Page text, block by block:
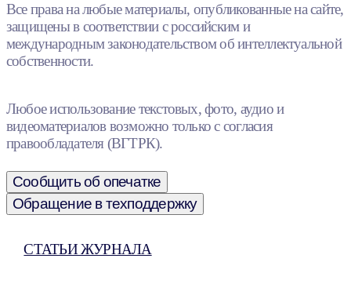
Все права на любые материалы, опубликованные на сайте,
защищены в соответствии с российским и
международным законодательством об интеллектуальной
собственности.
Любое использование текстовых, фото, аудио и
видеоматериалов возможно только с согласия
правообладателя (ВГТРК).
Сообщить об опечатке
Обращение в техподдержку
СТАТЬИ ЖУРНАЛА